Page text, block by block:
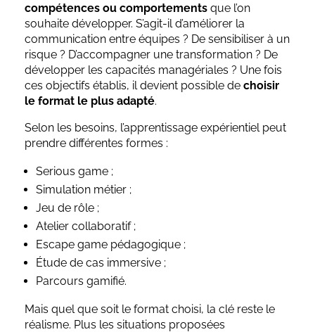
compétences ou comportements que l’on
souhaite développer. S’agit-il d’améliorer la
communication entre équipes ? De sensibiliser à un
risque ? D’accompagner une transformation ? De
développer les capacités managériales ? Une fois
ces objectifs établis, il devient possible de choisir
le format le plus adapté.
Selon les besoins, l’apprentissage expérientiel peut
prendre différentes formes :
Serious game ;
Simulation métier ;
Jeu de rôle ;
Atelier collaboratif ;
Escape game pédagogique ;
Étude de cas immersive ;
Parcours gamifié.
Mais quel que soit le format choisi, la clé reste le
réalisme. Plus les situations proposées